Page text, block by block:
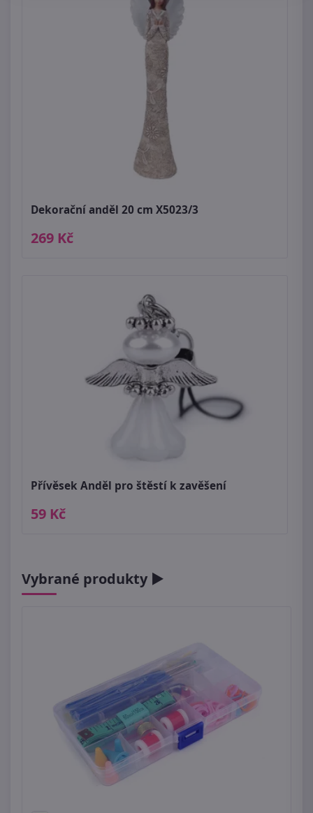
Dekorační anděl 20 cm X5023/3
269 Kč
Přívěsek Anděl pro štěstí k zavěšení
59 Kč
Vybrané produkty ►